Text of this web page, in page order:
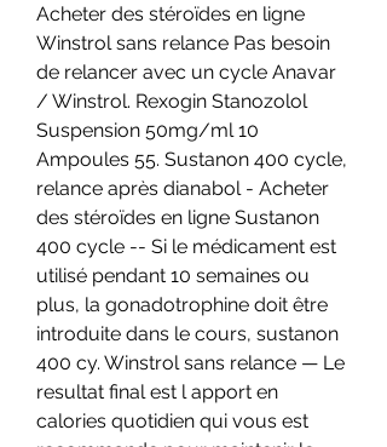
Acheter des stéroïdes en ligne
Winstrol sans relance Pas besoin
de relancer avec un cycle Anavar
/ Winstrol. Rexogin Stanozolol
Suspension 50mg/ml 10
Ampoules 55. Sustanon 400 cycle,
relance après dianabol - Acheter
des stéroïdes en ligne Sustanon
400 cycle -- Si le médicament est
utilisé pendant 10 semaines ou
plus, la gonadotrophine doit être
introduite dans le cours, sustanon
400 cy. Winstrol sans relance — Le
resultat final est l apport en
calories quotidien qui vous est